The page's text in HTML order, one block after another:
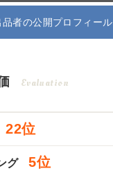
品者の公開プロフィール
Evaluation
22位
グ 5位